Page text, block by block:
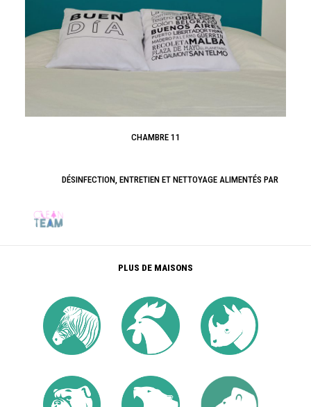
CHAMBRE 11
DÉSINFECTION, ENTRETIEN ET NETTOYAGE ALIMENTÉS PAR
PLUS DE MAISONS